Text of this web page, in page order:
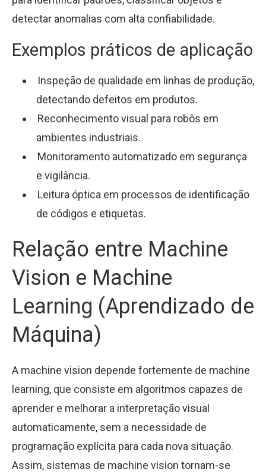
detectar anomalias com alta confiabilidade.
Exemplos práticos de aplicação
Inspeção de qualidade em linhas de produção,
detectando defeitos em produtos.
Reconhecimento visual para robôs em
ambientes industriais.
Monitoramento automatizado em segurança
e vigilância.
Leitura óptica em processos de identificação
de códigos e etiquetas.
Relação entre Machine
Vision e Machine
Learning (Aprendizado de
Máquina)
A machine vision depende fortemente de machine
learning, que consiste em algoritmos capazes de
aprender e melhorar a interpretação visual
automaticamente, sem a necessidade de
programação explícita para cada nova situação.
Assim, sistemas de machine vision tornam-se